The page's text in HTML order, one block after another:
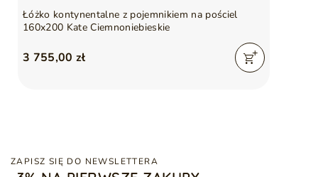
Łóżko kontynentalne z pojemnikiem na pościel
160x200 Kate Ciemnoniebieskie
3 755,00 zł
ZAPISZ SIĘ DO NEWSLETTERA